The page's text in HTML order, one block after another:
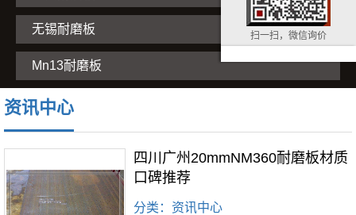
无锡耐磨板
Mn13耐磨板
资讯中心
四川广州20mmNM360耐磨板材质
口碑推荐
分类：资讯中心
扫一扫，微信询价